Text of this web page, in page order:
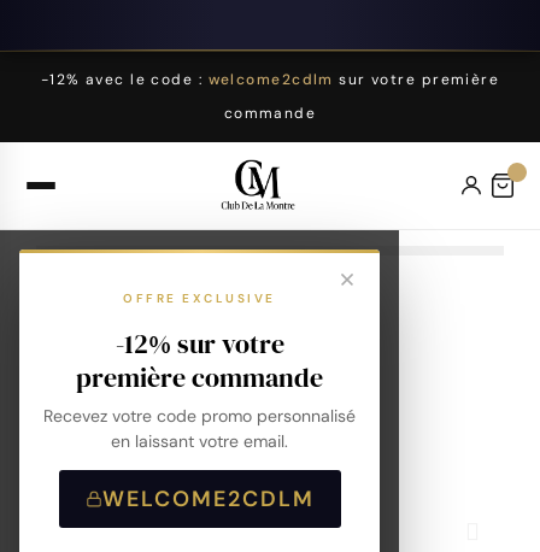
-12% avec le code : welcome2cdlm sur votre première
commande
OFFRE EXCLUSIVE
-12% sur votre
première commande
Recevez votre code promo personnalisé
en laissant votre email.
WELCOME2CDLM